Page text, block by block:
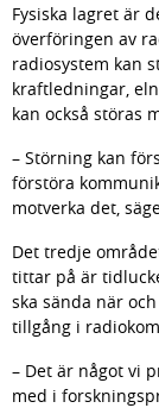
Fysiska lagret är
överföringen av
radiosystem kan
kraftledningar,
kan också störas
– Störning kan
förstöra
motverka det,
Det tredje
tittar på är
ska sända när
tillgång i
– Det är något vi
med i